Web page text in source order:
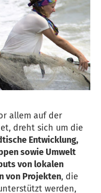
allem auf der
dreht sich um die
Entwicklung,
sowie Umwelt
von lokalen
von Projekten, die
werden,